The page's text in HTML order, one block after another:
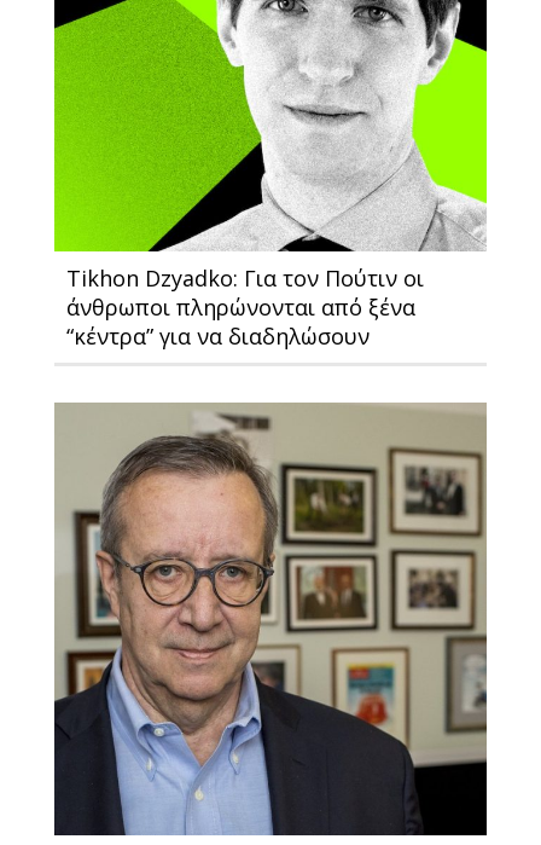
Tikhon Dzyadko: Για τον Πούτιν οι
άνθρωποι πληρώνονται από ξένα
“κέντρα” για να διαδηλώσουν